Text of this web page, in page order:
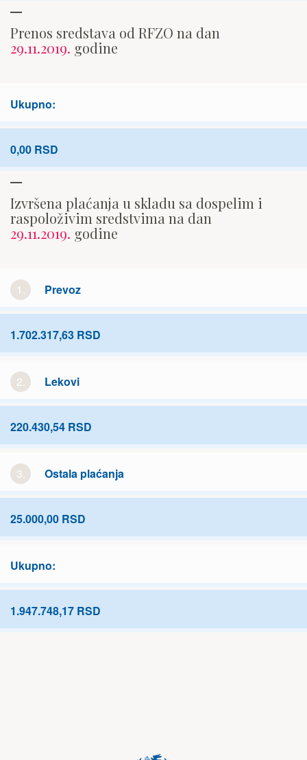
Prenos sredstava od RFZO na dan
29.11.2019. godine
Ukupno:
0,00 RSD
Izvršena plaćanja u skladu sa dospelim i
raspoloživim sredstvima na dan
29.11.2019. godine
1. Prevoz
1.702.317,63 RSD
2. Lekovi
220.430,54 RSD
3. Ostala plaćanja
25.000,00 RSD
Ukupno:
1.947.748,17 RSD